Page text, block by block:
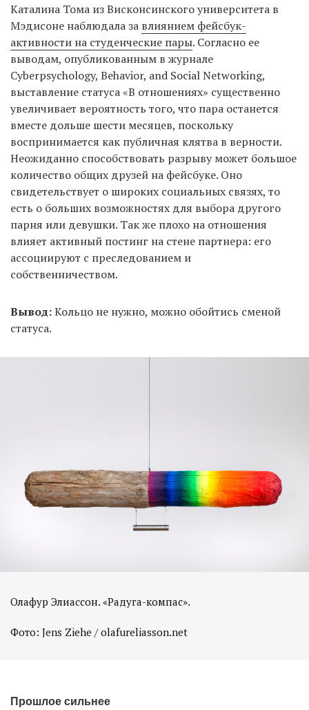
Каталина Тома из Висконсинского университета в
Мэдисоне наблюдала за влиянием фейсбук-
активности на студенческие пары. Согласно ее
выводам, опубликованным в журнале
Cyberpsychology, Behavior, and Social Networking,
выставление статуса «В отношениях» существенно
увеличивает вероятность того, что пара останется
вместе дольше шести месяцев, поскольку
воспринимается как публичная клятва в верности.
Неожиданно способствовать разрыву может большое
количество общих друзей на фейсбуке. Оно
свидетельствует о широких социальных связях, то
есть о больших возможностях для выбора другого
парня или девушки. Так же плохо на отношения
влияет активный постинг на стене партнера: его
ассоциируют с преследованием и
собственничеством.
Вывод:Кольцо не нужно, можно обойтись сменой
статуса.
Олафур Элиассон. «Радуга-компас».
Фото: Jens Ziehe / olafureliasson.net
Прошлое сильнее